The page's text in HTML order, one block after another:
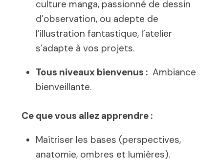
culture manga, passionné de dessin
d’observation, ou adepte de
l’illustration fantastique, l’atelier
s’adapte à vos projets.
Tous niveaux bienvenus :Ambiance
bienveillante.
Ce que vous allez apprendre :
Maîtriser les bases (perspectives,
anatomie, ombres et lumières).